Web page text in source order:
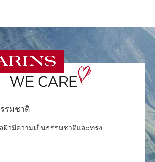
รมชาติ
ผิวมีความเป็นธรรมชาติและทรง